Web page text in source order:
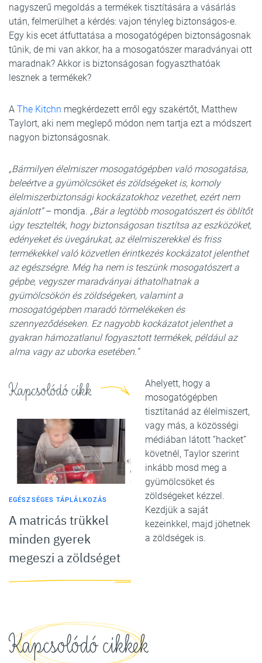
nagyszerű megoldás a termékek tisztítására a vásárlás
után, felmerülhet a kérdés: vajon tényleg biztonságos-e.
Egy kis ecet átfuttatása a mosogatógépen biztonságosnak
tűnik, de mi van akkor, ha a mosogatószer maradványai ott
maradnak? Akkor is biztonságosan fogyaszthatóak
lesznek a termékek?
A The Kitchn megkérdezett erről egy szakértőt, Matthew
Taylort, aki nem meglepő módon nem tartja ezt a módszert
nagyon biztonságosnak.
„Bármilyen élelmiszer mosogatógépben való mosogatása,
beleértve a gyümölcsöket és zöldségeket is, komoly
élelmiszerbiztonsági kockázatokhoz vezethet, ezért nem
ajánlott”– mondja. „Bár a legtöbb mosogatószert és öblítőt
úgy tesztelték, hogy biztonságosan tisztítsa az eszközöket,
edényeket és üvegárukat, az élelmiszerekkel és friss
termékekkel való közvetlen érintkezés kockázatot jelenthet
az egészségre. Még ha nem is teszünk mosogatószert a
gépbe, vegyszer maradványai áthatolhatnak a
gyümölcsökön és zöldségeken, valamint a
mosogatógépben maradó törmelékeken és
szennyeződéseken. Ez nagyobb kockázatot jelenthet a
gyakran hámozatlanul fogyasztott termékek, például az
alma vagy az uborka esetében.”
Kapcsolódó cikk
EGÉSZSÉGES TÁPLÁLKOZÁS
A matricás trükkel
minden gyerek
megeszi a zöldséget
Ahelyett, hogy a
mosogatógépben
tisztítanád az élelmiszert,
vagy más, a közösségi
médiában látott “hacket”
követnél, Taylor szerint
inkább mosd meg a
gyümölcsöket és
zöldségeket kézzel.
Kezdjük a saját
kezeinkkel, majd jöhetnek
a zöldségek is.
Kapcsolódó cikkek